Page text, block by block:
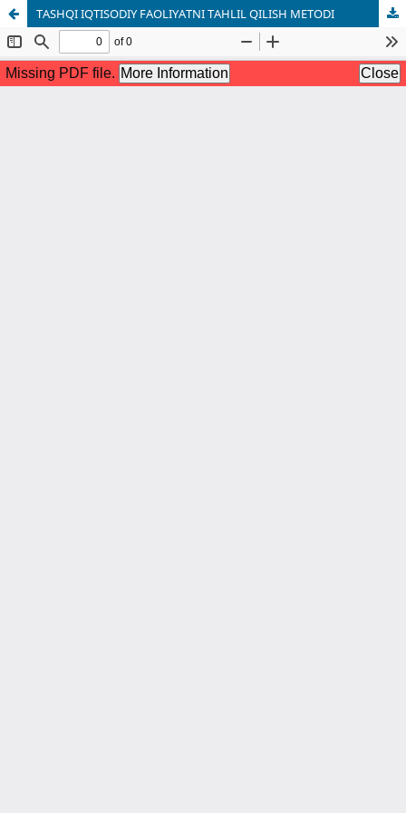
TASHQI IQTISODIY FAOLIYATNI TAHLIL QILISH METODI